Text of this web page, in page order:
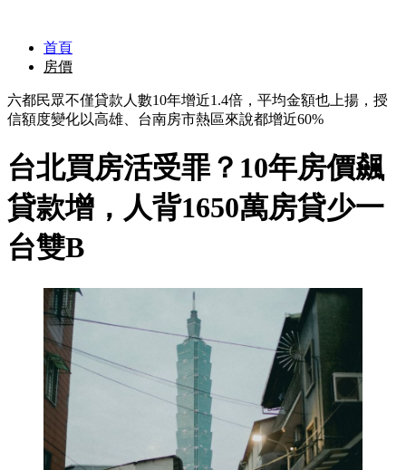
首頁
房價
六都民眾不僅貸款人數10年增近1.4倍，平均金額也上揚，授
信額度變化以高雄、台南房市熱區來說都增近60%
台北買房活受罪？10年房價飆
貸款增，人背1650萬房貸少一
台雙B